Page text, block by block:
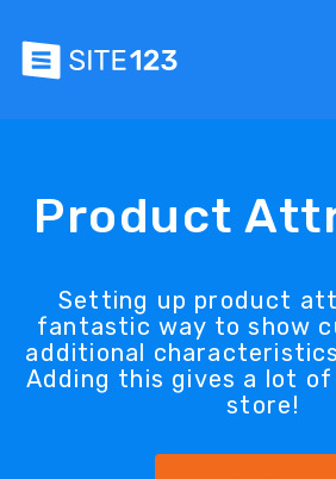
Product
Setting up product
fantastic way to show
additional
Adding this gives a lot
store!